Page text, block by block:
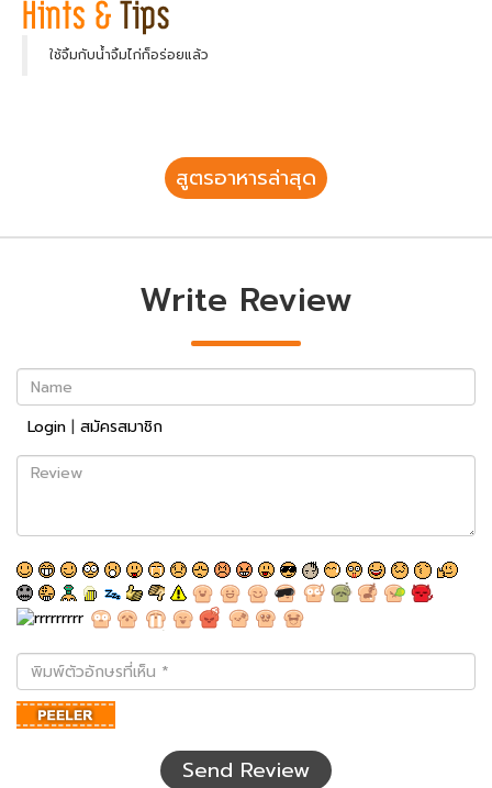
ใช้จิ้มกับน้ำจิ้มไก่ก็อร่อยแล้ว
สูตรอาหารล่าสุด
Write Review
Name
Login | สมัครสมาชิก
Review
พิมพ์
ตัว
อักษร
ที่
Send Review